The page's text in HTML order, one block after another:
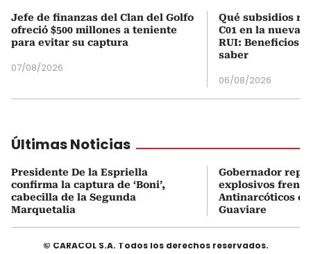
Jefe de finanzas del Clan del Golfo
ofreció $500 millones a teniente
para evitar su captura
07/08/2026
Qué subsidios
C01 en la nueva
RUI: Beneficios
saber
06/08/2026
Últimas Noticias
Presidente De la Espriella
confirma la captura de ‘Boni’,
cabecilla de la Segunda
Marquetalia
Gobernador
explosivos frente
Antinarcóticos
Guaviare
© CARACOL S.A. Todos los derechos reservados.